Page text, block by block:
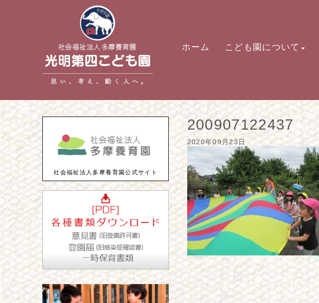
ホーム こども園について
200907122437
2020年09月23日
社会福祉法人多摩養育園公式サイト